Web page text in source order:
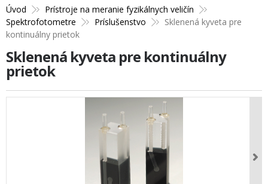
Úvod
Prístroje na meranie fyzikálnych veličín
Spektrofotometre
Príslušenstvo
Sklenená kyveta pre
kontinuálny prietok
Sklenená kyveta pre kontinuálny
prietok